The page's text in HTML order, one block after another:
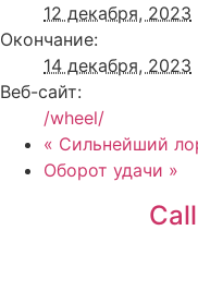
12 декабря, 2023
Окончание:
14 декабря, 2023
Веб-сайт:
/wheel/
« Сильнейший
Оборот удачи »